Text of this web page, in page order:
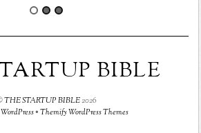
BIBLE
THE STARTUP BIBLE2026
WordPress•Themify WordPress Themes